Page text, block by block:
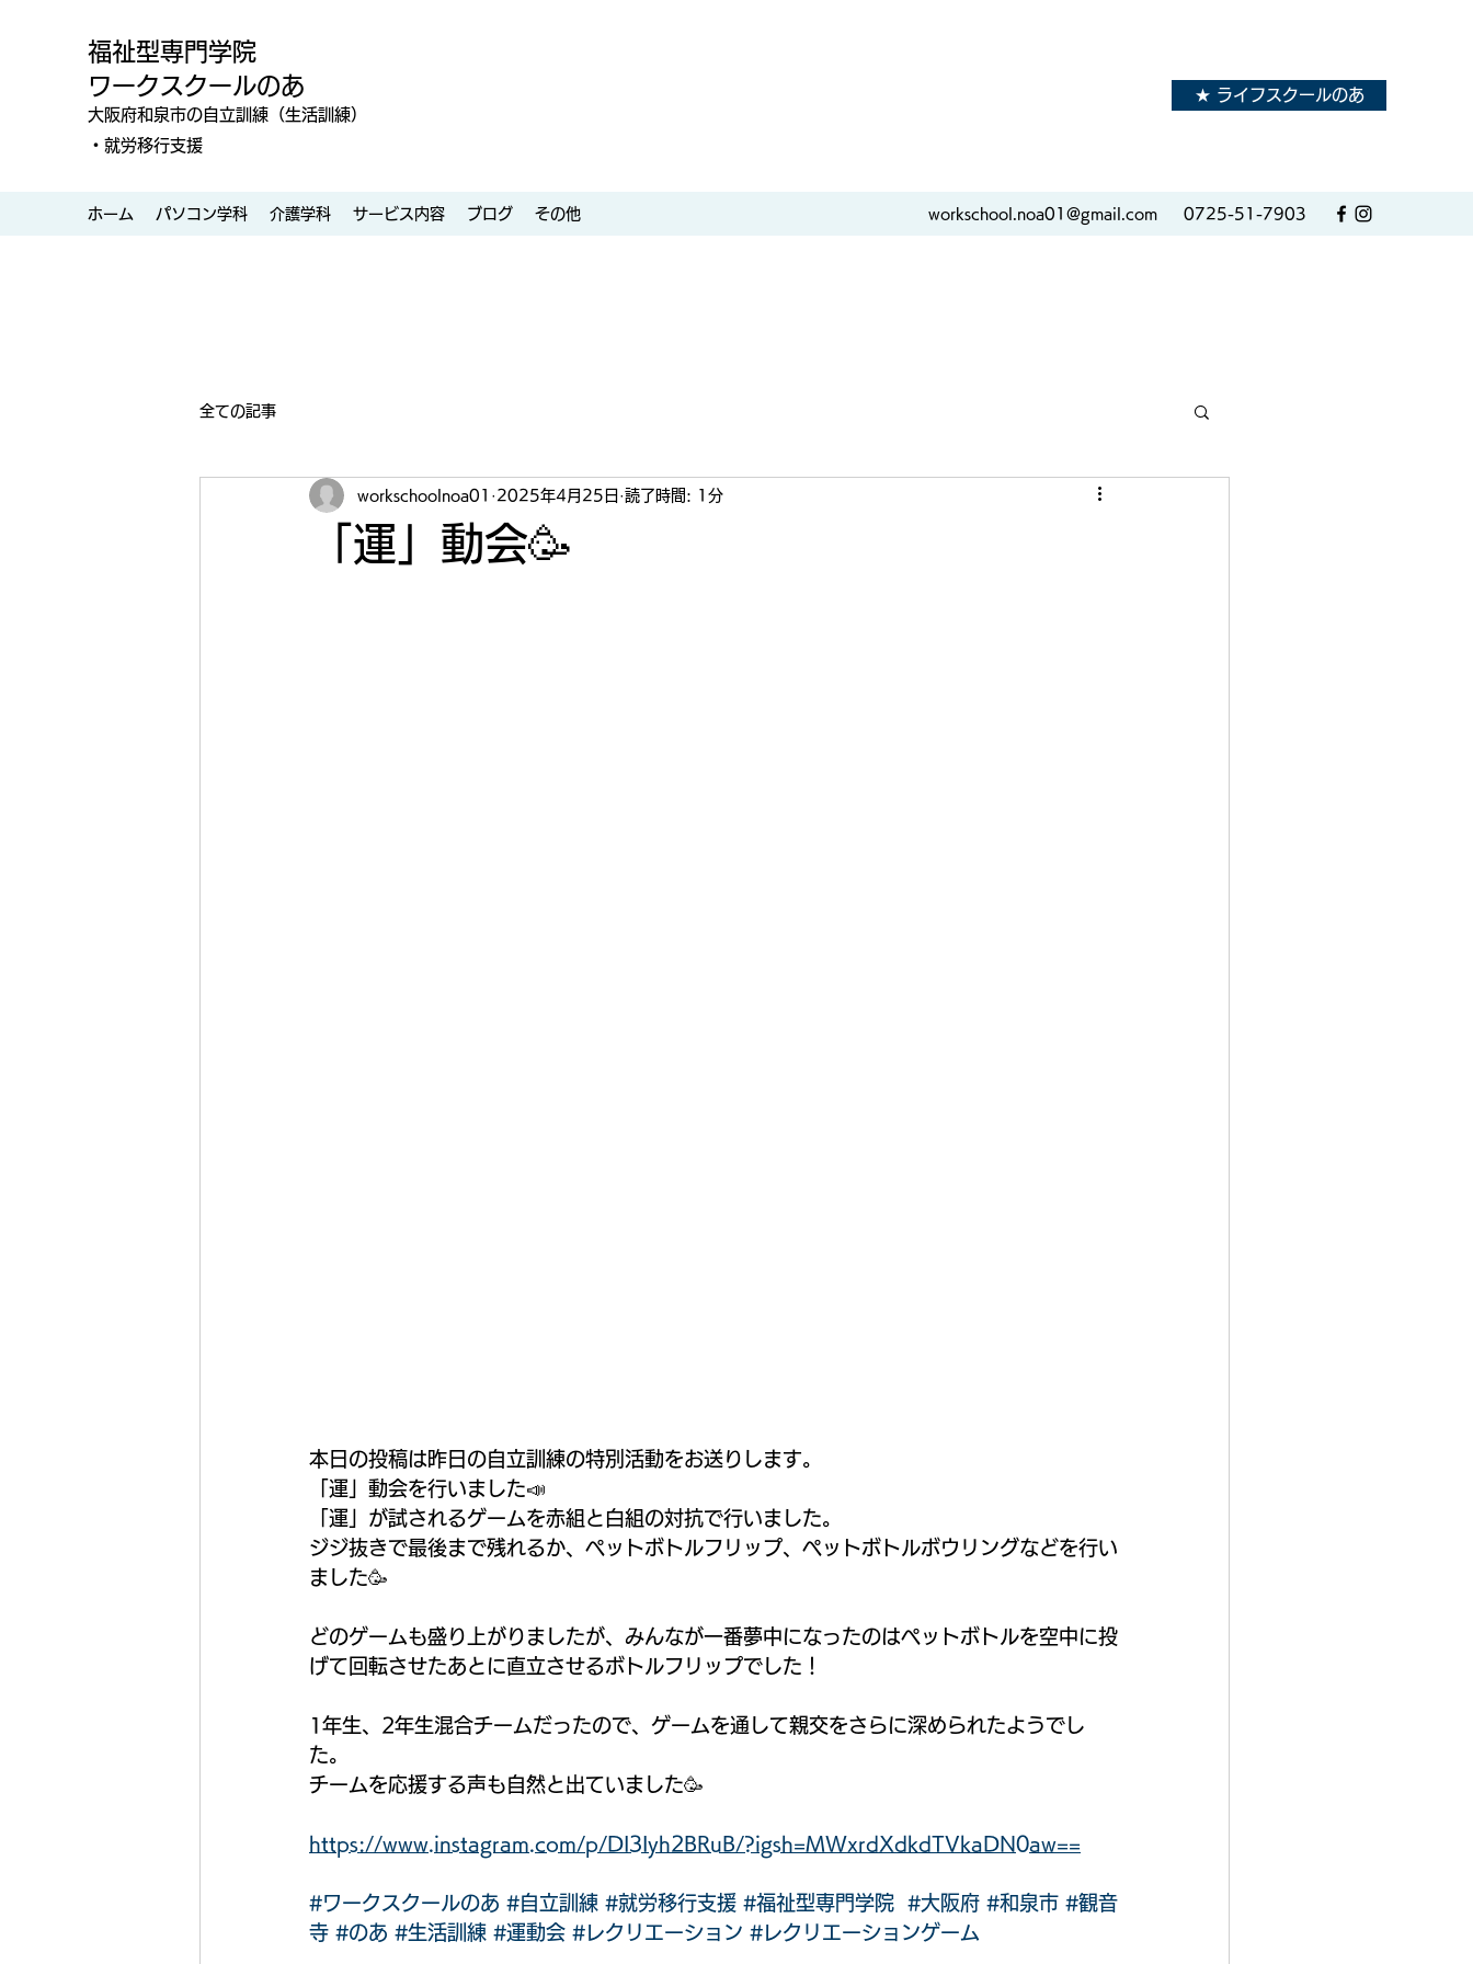
福祉型専門学院
ワークスクールのあ
大阪府和泉市の自立訓練（生活訓練）
・就労移行支援
★ ライフスクールのあ
ホーム パソコン学科 介護学科 サービス内容 ブログ その他 workschool.noa01@gmail.com 0725-51-7903
全ての記事
「運」動会🥳
workschoolnoa01 2025年4月25日 読了時間: 1分
本日の投稿は昨日の自立訓練の特別活動をお送りします。
「運」動会を行いました📣
「運」が試されるゲームを赤組と白組の対抗で行いました。
ジジ抜きで最後まで残れるか、ペットボトルフリップ、ペットボトルボウリングなどを行い
ました🥳
どのゲームも盛り上がりましたが、みんなが一番夢中になったのはペットボトルを空中に投
げて回転させたあとに直立させるボトルフリップでした！
1年生、2年生混合チームだったので、ゲームを通して親交をさらに深められたようでし
た。
チームを応援する声も自然と出ていました🥳
https://www.instagram.com/p/DI3Iyh2BRuB/?igsh=MWxrdXdkdTVkaDN0aw==
#ワークスクールのあ #自立訓練 #就労移行支援 #福祉型専門学院 #大阪府 #和泉市 #観音
寺 #のあ #生活訓練 #運動会 #レクリエーション #レクリエーションゲーム